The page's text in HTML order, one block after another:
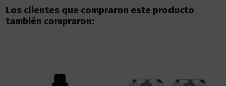
Los clientes que compraron este producto
también compraron: